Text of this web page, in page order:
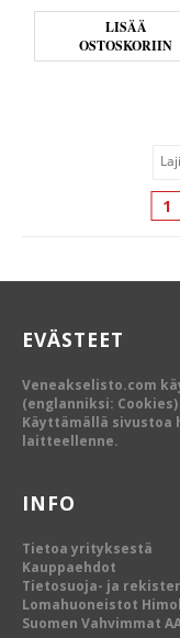
LISÄÄ
OSTOSKORIIN
1
EVÄSTEET
Veneakselisto.com
(englanniksi:
Käyttämällä sivustoa
laitteellenne.
INFO
Tietoa yrityksestä
Kauppaehdot
Tietosuoja- ja
Lomahuoneistot
Suomen Vahvimmat